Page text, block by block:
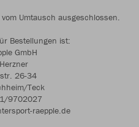
Umtausch ausgeschlossen.
Bestellungen ist:
GmbH
26-34
Teck
9702027
raepple.de